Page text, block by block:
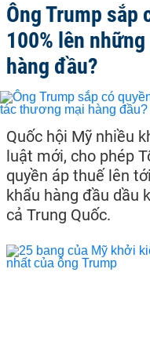
Ông Trump sắp
100% lên
hàng đầu?
Quốc hội Mỹ nhiều
luật mới, cho phép
quyền áp thuế lên
khẩu hàng đầu dầu
cả Trung Quốc.